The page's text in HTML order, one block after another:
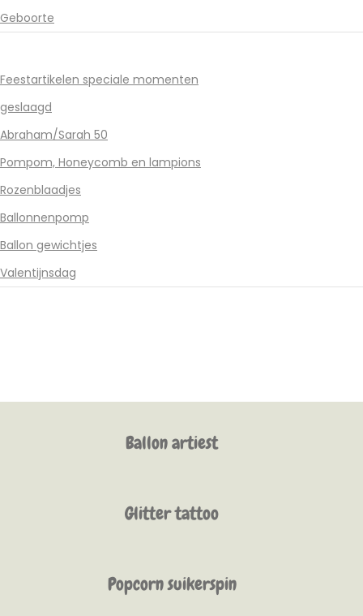
Geboorte
Feestartikelen speciale momenten
geslaagd
Abraham/Sarah 50
Pompom, Honeycomb en lampions
Rozenblaadjes
Ballonnenpomp
Ballon gewichtjes
Valentijnsdag
Ballon artiest
Glitter tattoo
Popcorn suikerspin